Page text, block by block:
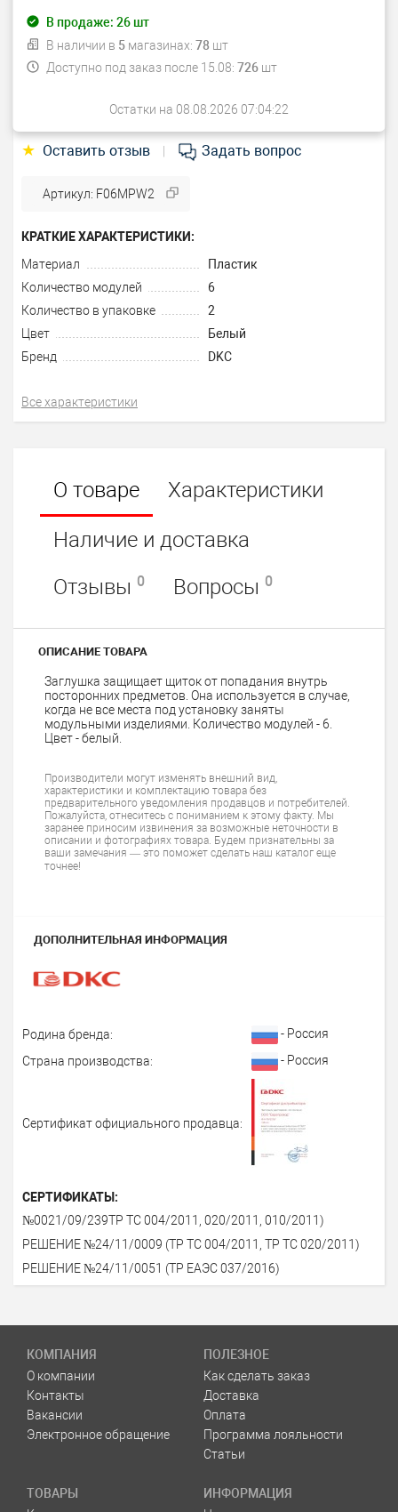
В продаже: 26шт
В наличии в 5 магазинах: 78 шт
Доступно под заказ после 15.08: 726шт
Остатки на 08.08.2026 07:04:22
★ Оставить отзыв Задать вопрос
Артикул: F06MPW2
КРАТКИЕ ХАРАКТЕРИСТИКИ:
Материал
Пластик
Количество модулей
6
Количество в упаковке
2
Цвет
Белый
Бренд
DKC
Все характеристики
О товаре
Характеристики
Наличие и доставка
Отзывы 0 Вопросы 0
ОПИСАНИЕ ТОВАРА
Заглушка защищает щиток от попадания внутрь
посторонних предметов. Она используется в случае,
когда не все места под установку заняты
модульными изделиями. Количество модулей - 6.
Цвет - белый.
Производители могут изменять внешний вид,
характеристики и комплектацию товара без
предварительного уведомления продавцов и потребителей.
Пожалуйста, отнеситесь с пониманием к этому факту. Мы
заранее приносим извинения за возможные неточности в
описании и фотографиях товара. Будем признательны за
ваши замечания — это поможет сделать наш каталог еще
точнее!
ДОПОЛНИТЕЛЬНАЯ ИНФОРМАЦИЯ
Родина бренда:
- Россия
Страна производства:
- Россия
Сертификат официального продавца:
СЕРТИФИКАТЫ:
№0021/09/239ТР ТС 004/2011, 020/2011, 010/2011)
РЕШЕНИЕ №24/11/0009 (ТР ТС 004/2011, ТР ТС 020/2011)
РЕШЕНИЕ №24/11/0051 (ТР ЕАЭС 037/2016)
КОМПАНИЯ
О компании
Контакты
Вакансии
Электронное обращение
ПОЛЕЗНОЕ
Как сделать заказ
Доставка
Оплата
Программа лояльности
Статьи
ТОВАРЫ
ИНФОРМАЦИЯ